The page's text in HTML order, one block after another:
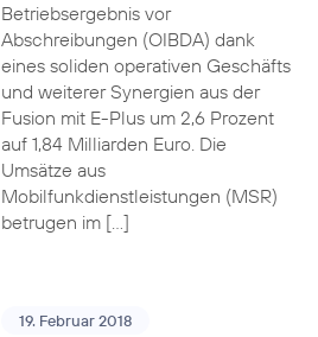
Betriebsergebnis vor
Abschreibungen (OIBDA) dank
eines soliden operativen Geschäfts
und weiterer Synergien aus der
Fusion mit E-Plus um 2,6 Prozent
auf 1,84 Milliarden Euro. Die
Umsätze aus
Mobilfunkdienstleistungen (MSR)
betrugen im […]
19. Februar 2018